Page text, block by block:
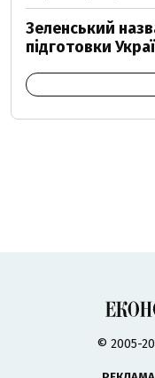
Зеленський
підготовки
© 2005-